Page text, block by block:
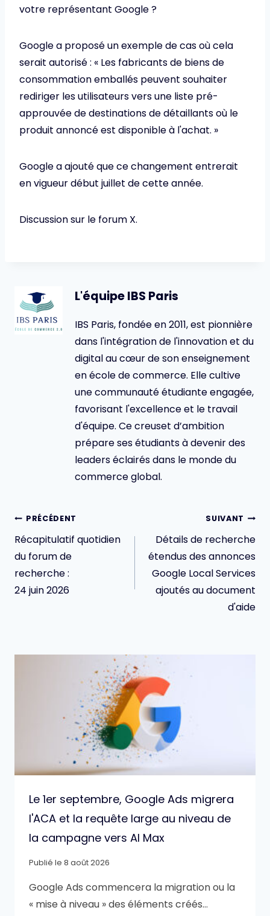
votre représentant Google ?
Google a proposé un exemple de cas où cela
serait autorisé : « Les fabricants de biens de
consommation emballés peuvent souhaiter
rediriger les utilisateurs vers une liste pré-
approuvée de destinations de détaillants où le
produit annoncé est disponible à l'achat. »
Google a ajouté que ce changement entrerait
en vigueur début juillet de cette année.
Discussion sur le forum X.
L'équipe IBS Paris
IBS Paris, fondée en 2011, est pionnière
dans l'intégration de l'innovation et du
digital au cœur de son enseignement
en école de commerce. Elle cultive
une communauté étudiante engagée,
favorisant l'excellence et le travail
d'équipe. Ce creuset d’ambition
prépare ses étudiants à devenir des
leaders éclairés dans le monde du
commerce global.
Navigation
de
l’article
PRÉCÉDENT
Récapitulatif quotidien
du forum de
recherche :
24 juin 2026
SUIVANT
Détails de recherche
étendus des annonces
Google Local Services
ajoutés au document
d'aide
Le 1er septembre, Google Ads migrera
l'ACA et la requête large au niveau de
la campagne vers AI Max
Publié le 8 août 2026
Google Ads commencera la migration ou la
« mise à niveau » des éléments créés…